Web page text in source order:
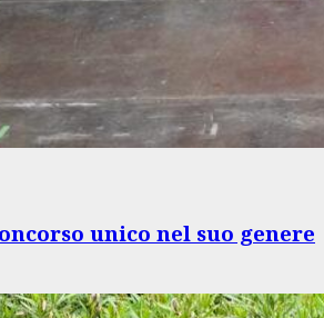
unico nel suo genere